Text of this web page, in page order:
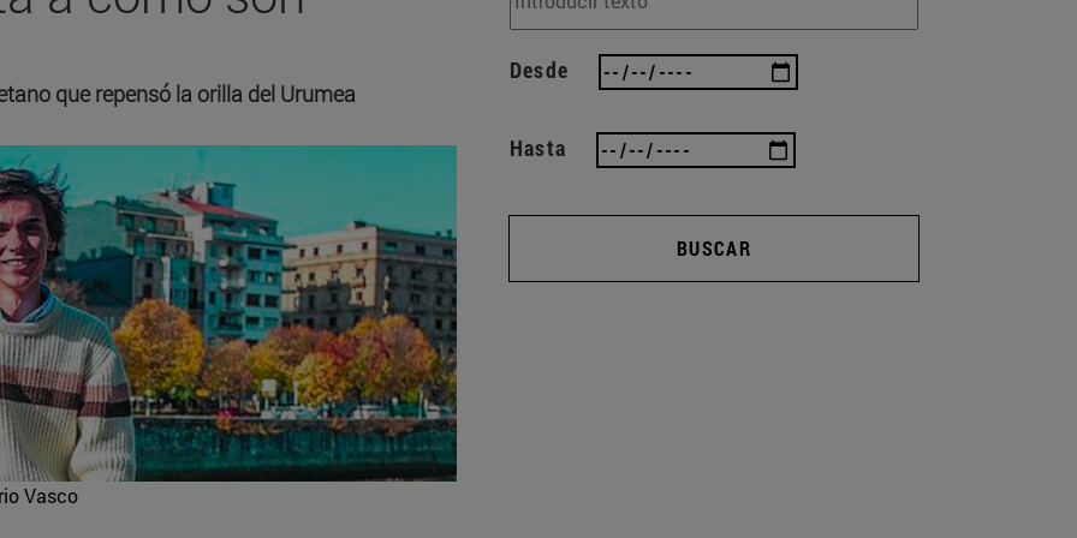
que repensó la orilla del Urumea
Vasco
Desde
Hasta
BUSCAR